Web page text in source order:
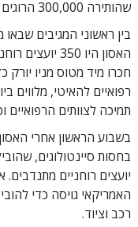
שהותירה 300,000 הרוגים ו-3 מיליון פצועים או חסרי בית.
בין ראשוני המגיבים
האסון היו
חכרו מיד מטוס מניו יורק
רפואיים להאיטי, מלווים
תמיכה לצוותים הרפואיים
בשבוע הראשון אחרי
בחסות סיינטולוגים,
יועצים רוחניים
רכב וציוד.